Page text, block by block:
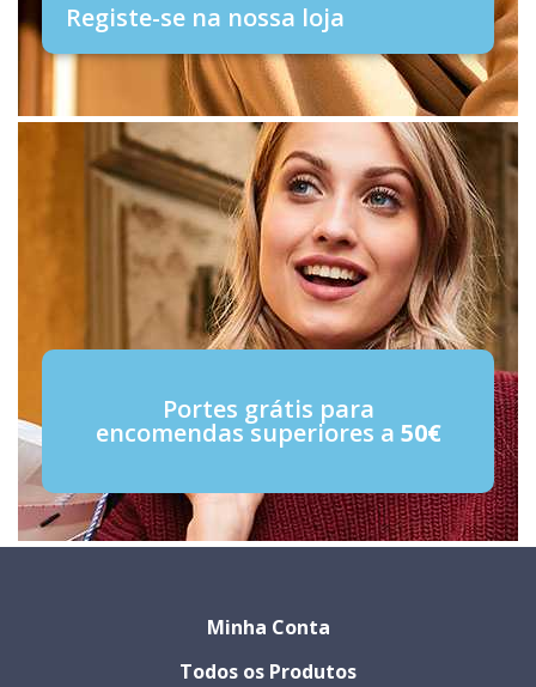
Registe-se na nossa loja
Portes grátis para
encomendas superiores a 50€
Minha Conta
Todos os Produtos